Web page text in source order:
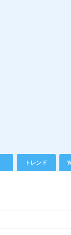
トレンド